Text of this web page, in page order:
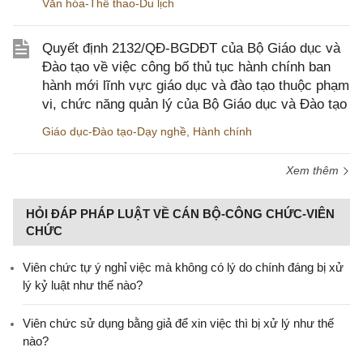
Văn hóa-Thể thao-Du lịch
Quyết định 2132/QĐ-BGDĐT của Bộ Giáo dục và
Đào tạo về việc công bố thủ tục hành chính ban
hành mới lĩnh vực giáo dục và đào tạo thuộc phạm
vi, chức năng quản lý của Bộ Giáo dục và Đào tạo
Giáo dục-Đào tạo-Dạy nghề Hành chính
Xem thêm
HỎI ĐÁP PHÁP LUẬT VỀ CÁN BỘ-CÔNG CHỨC-VIÊN
CHỨC
Viên chức tự ý nghỉ việc mà không có lý do chính đáng bị xử
lý kỷ luật như thế nào?
Viên chức sử dụng bằng giả để xin việc thì bị xử lý như thế
nào?